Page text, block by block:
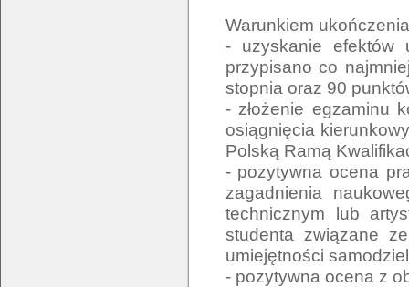
Warunkiem
- uzyskanie efektów
przypisano co
stopnia oraz 90
- złożenie egzaminu
osiągnięcia
Polską Ramą
- pozytywna ocena
zagadnienia
technicznym lub
studenta związane
umiejętności
- pozytywna ocena z